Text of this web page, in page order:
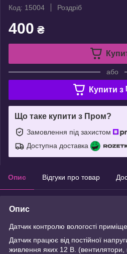
Код: 15004
Роздріб
400 ₴
або
Купити з
Що таке купити з Пром?
Замовлення під захистом
Доступна доставка
Опис Відгуки про товар
Опис
Датчик контролю вологості
Датчик працює від постійної
живлення яких 12 В. (вентилятори,